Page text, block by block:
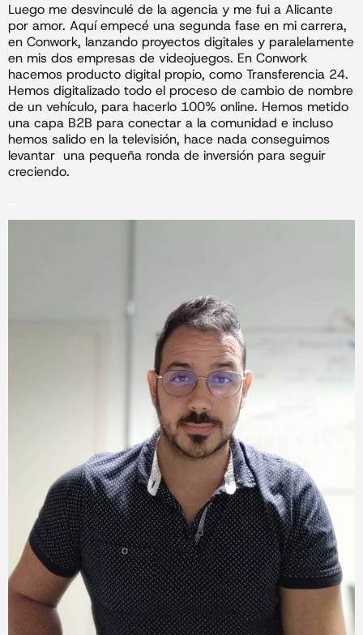
Luego me desvinculé de la agencia y me fui a Alicante
por amor. Aquí empecé una segunda fase en mi carrera,
en Conwork, lanzando proyectos digitales y paralelamente
en mis dos empresas de videojuegos. En Conwork
hacemos producto digital propio, como Transferencia 24.
Hemos digitalizado todo el proceso de cambio de nombre
de un vehículo, para hacerlo 100% online. Hemos metido
una capa B2B para conectar a la comunidad e incluso
hemos salido en la televisión, hace nada conseguimos
levantar una pequeña ronda de inversión para seguir
creciendo.